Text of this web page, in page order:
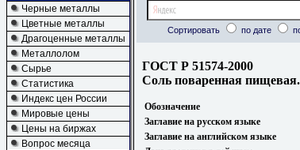
Черные металлы
Цветные металлы
Драгоценные металлы
Металлолом
Сырье
Статистика
Индекс цен России
Мировые цены
Цены на биржах
Вопрос месяца
Сортировать по дате
ГОСТ Р 51574-2000
Соль поваренная
Обозначение
Заглавие на русском языке
Заглавие на английском языке